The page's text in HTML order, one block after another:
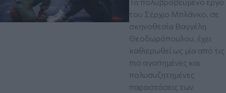
του Σέρχιο Μπλάνκο, σε
σκηνοθεσία Βαγγέλη
Θεοδωρόπουλου, έχει
καθιερωθεί ως μία από τις
πιο αγαπημένες και
πολυσυζητημένες
παραστάσεις των